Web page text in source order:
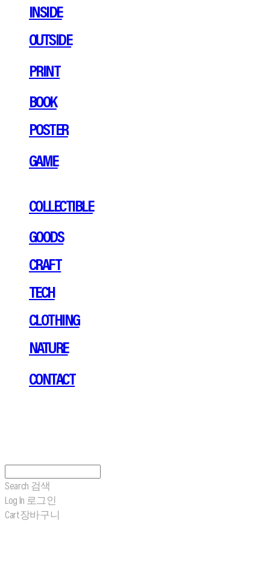
INSIDE
OUTSIDE
PRINT
BOOK
POSTER
GAME
COLLECTIBLE
GOODS
CRAFT
TECH
CLOTHING
NATURE
CONTACT
Search 검색
Log In 로그인
Cart장바구니